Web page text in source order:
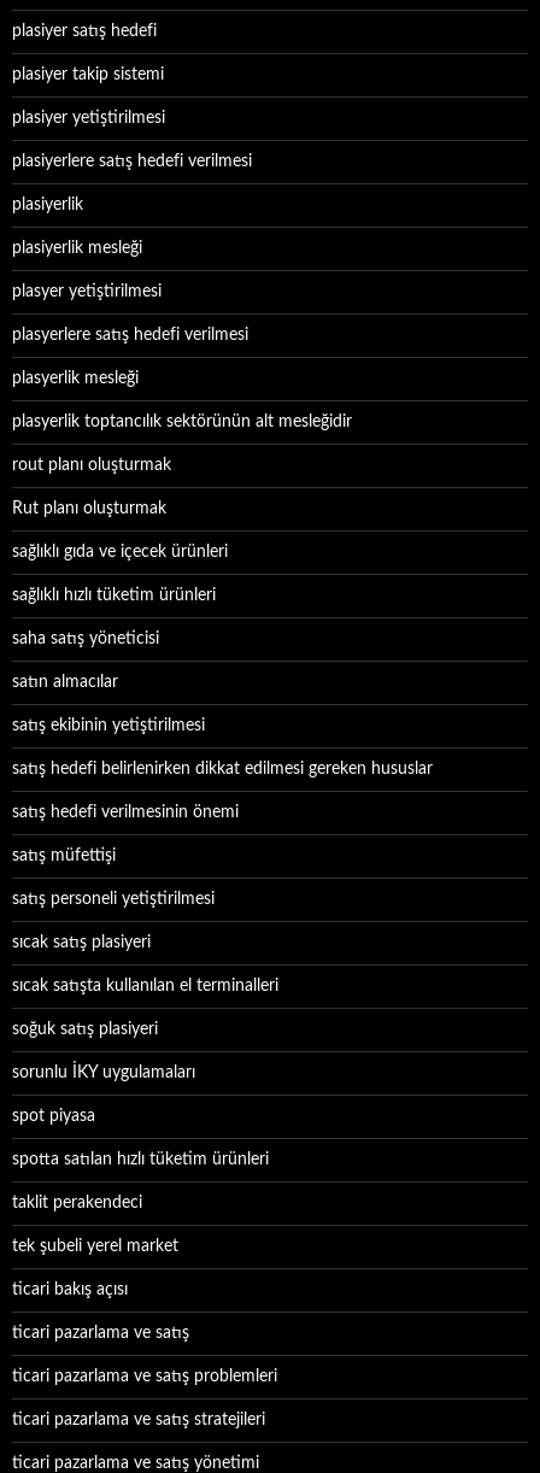
plasiyer satış hedefi
plasiyer takip sistemi
plasiyer yetiştirilmesi
plasiyerlere satış hedefi verilmesi
plasiyerlik
plasiyerlik mesleği
plasyer yetiştirilmesi
plasyerlere satış hedefi verilmesi
plasyerlik mesleği
plasyerlik toptancılık sektörünün alt mesleğidir
rout planı oluşturmak
Rut planı oluşturmak
sağlıklı gıda ve içecek ürünleri
sağlıklı hızlı tüketim ürünleri
saha satış yöneticisi
satın almacılar
satış ekibinin yetiştirilmesi
satış hedefi belirlenirken dikkat edilmesi gereken hususlar
satış hedefi verilmesinin önemi
satış müfettişi
satış personeli yetiştirilmesi
sıcak satış plasiyeri
sıcak satışta kullanılan el terminalleri
soğuk satış plasiyeri
sorunlu İKY uygulamaları
spot piyasa
spotta satılan hızlı tüketim ürünleri
taklit perakendeci
tek şubeli yerel market
ticari bakış açısı
ticari pazarlama ve satış
ticari pazarlama ve satış problemleri
ticari pazarlama ve satış stratejileri
ticari pazarlama ve satış yönetimi